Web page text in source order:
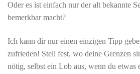
Oder es ist einfach nur der alt bekannte
bemerkbar macht?
Ich kann dir nur einen einzigen Tipp
zufrieden! Stell fest, wo deine Grenzen
nötig, selbst ein Lob aus, wenn du etwas